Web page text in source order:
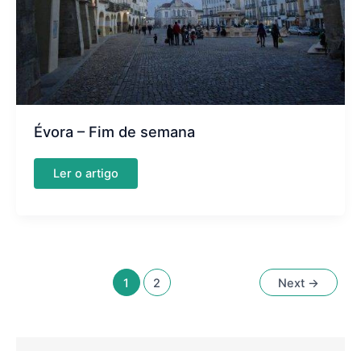
Évora – Fim de semana
Évora
Ler o artigo
1 2 Next →